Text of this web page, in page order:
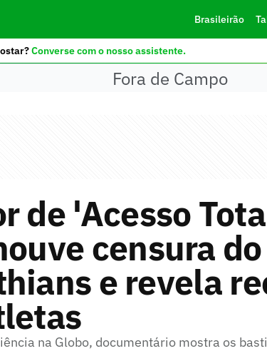
Brasileirão
Converse com o nosso assistente.
Fora de Campo
de 'Acesso
censura do
e revela
na Globo, documentário mostra os